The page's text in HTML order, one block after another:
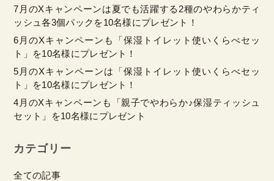
7月のXキャンペーンは夏でも活躍する2種のやわらかティ
ッシュ各3個パックを10名様にプレゼント！
6月のXキャンペーンも「保湿トイレット使いくらべセッ
ト」を10名様にプレゼント！
5月のXキャンペーンは「保湿トイレット使いくらべセッ
ト」を10名様にプレゼント！
4月のXキャンペーンも「親子でやわらか♪保湿ティッシュ
セット」を10名様にプレゼント
カテゴリー
全ての記事